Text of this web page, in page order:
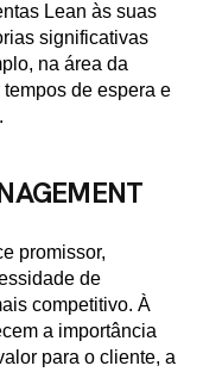
Lean às suas
significativas
na área da
de espera e
promissor,
de
competitivo. À
a importância
para o cliente, a